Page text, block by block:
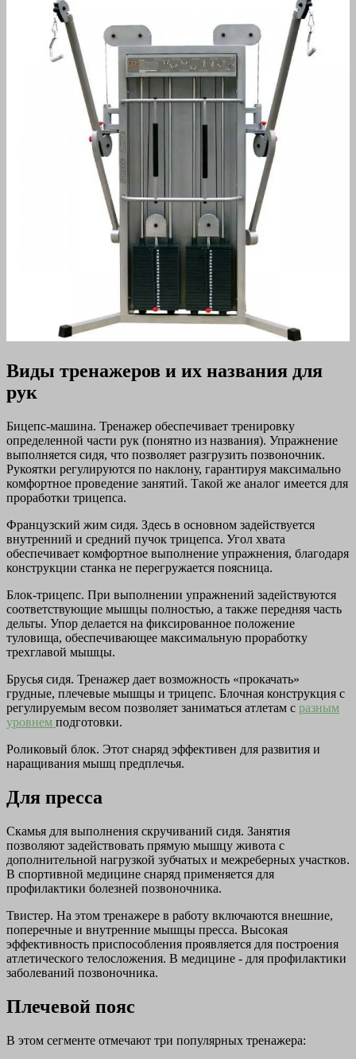
Виды тренажеров и их названия для
рук
Бицепс-машина. Тренажер обеспечивает тренировку
определенной части рук (понятно из названия). Упражнение
выполняется сидя, что позволяет разгрузить позвоночник.
Рукоятки регулируются по наклону, гарантируя максимально
комфортное проведение занятий. Такой же аналог имеется для
проработки трицепса.
Французский жим сидя. Здесь в основном задействуется
внутренний и средний пучок трицепса. Угол хвата
обеспечивает комфортное выполнение упражнения, благодаря
конструкции станка не перегружается поясница.
Блок-трицепс. При выполнении упражнений задействуются
соответствующие мышцы полностью, а также передняя часть
дельты. Упор делается на фиксированное положение
туловища, обеспечивающее максимальную проработку
трехглавой мышцы.
Брусья сидя. Тренажер дает возможность «прокачать»
грудные, плечевые мышцы и трицепс. Блочная конструкция с
регулируемым весом позволяет заниматься атлетам с разным
уровнем подготовки.
Роликовый блок. Этот снаряд эффективен для развития и
наращивания мышц предплечья.
Для пресса
Скамья для выполнения скручиваний сидя. Занятия
позволяют задействовать прямую мышцу живота с
дополнительной нагрузкой зубчатых и межреберных участков.
В спортивной медицине снаряд применяется для
профилактики болезней позвоночника.
Твистер. На этом тренажере в работу включаются внешние,
поперечные и внутренние мышцы пресса. Высокая
эффективность приспособления проявляется для построения
атлетического телосложения. В медицине - для профилактики
заболеваний позвоночника.
Плечевой пояс
В этом сегменте отмечают три популярных тренажера: